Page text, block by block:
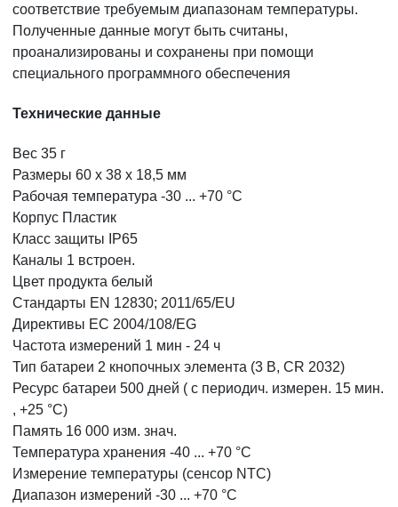
соответствие требуемым диапазонам температуры.
Полученные данные могут быть считаны,
проанализированы и сохранены при помощи
специального программного обеспечения
Технические данные
Вес 35 г
Размеры 60 x 38 x 18,5 мм
Рабочая температура -30 ... +70 °C
Корпус Пластик
Класс защиты IP65
Каналы 1 встроен.
Цвет продукта белый
Стандарты EN 12830; 2011/65/EU
Директивы ЕС 2004/108/EG
Частота измерений 1 мин - 24 ч
Тип батареи 2 кнопочных элемента (3 В, CR 2032)
Ресурс батареи 500 дней ( с периодич. измерен. 15 мин.
, +25 °C)
Память 16 000 изм. знач.
Температура хранения -40 ... +70 °C
Измерение температуры (сенсор NTC)
Диапазон измерений -30 ... +70 °C